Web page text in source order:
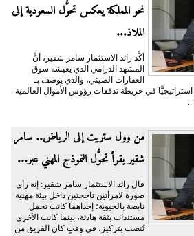
نحو المملكة يعكس تحوُّل السعودية إلى
الملاذ...
أكَّد رائد الاستثمار سامر شقير، أنَّ
المشهد الدرامي الذي يعيشه سوق
العقارات الصيني، والذي يوصف بـ
في خريطة تدفقات رؤوس الأموال العالمية
من وول ستريت إلى الرياض.. سامر
شقير يقرأ تحوُّل النموذج المهني عبر...
قال رائد الاستثمار سامر شقير: إنه رأى
صورة لامرأتين ناجحتين داخل بيئة مهنية
نابضة بالحيوية؛ إحداهما كانت تحمل
مستندات بثقة هادئة، بينما كانت الأخرى
تُنصت بتركيز، في وقتٍ كان الفريق من